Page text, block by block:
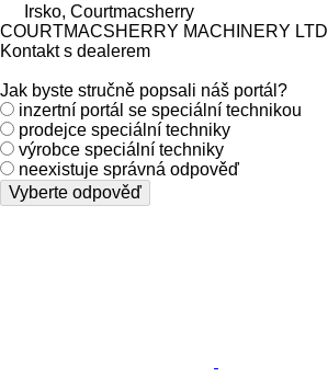
Irsko, Courtmacsherry
COURTMACSHERRY MACHINERY LTD
Kontakt s dealerem
Jak byste stručně popsali náš portál?
inzertní portál se speciální technikou
prodejce speciální techniky
výrobce speciální techniky
neexistuje správná odpověď
Vyberte odpověď